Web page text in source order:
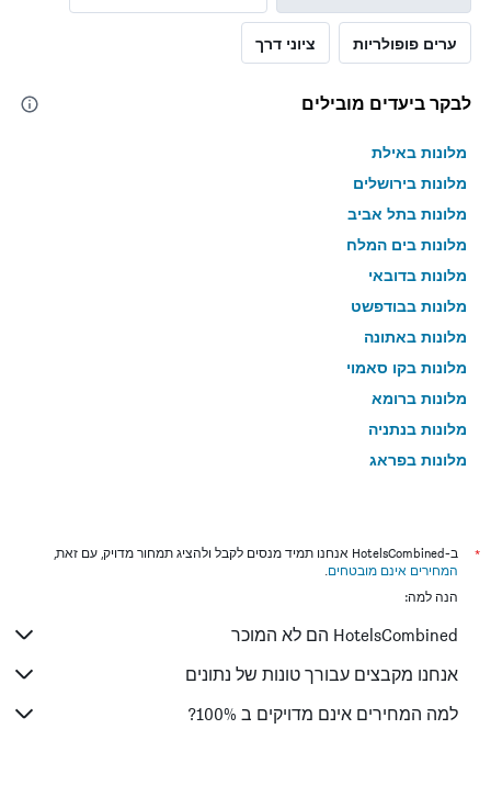
ערים פופולריות ציוני דרך
לבקר ביעדים מובילים
מלונות באילת
מלונות בירושלים
מלונות בתל אביב
מלונות בים המלח
מלונות בדובאי
מלונות בבודפשט
מלונות באתונה
מלונות בקו סאמוי
מלונות ברומא
מלונות בנתניה
מלונות בפראג
מלונות בניו יורק
מלונות בבנגקוק
מלונות בבוקרשט
מלונות בפאפוס
מלונות בלימסול
*
ב-HotelsCombined אנחנו תמיד מנסים לקבל ולהציג תמחור מדויק, עם זאת,
המחירים אינם מובטחים.
הנה למה:
HotelsCombined הם לא המוכר
אנחנו מקבצים עבורך טונות של נתונים
למה המחירים אינם מדויקים ב 100%?